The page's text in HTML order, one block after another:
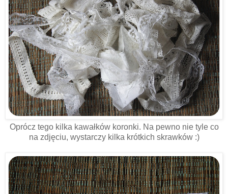
Oprócz tego kilka kawałków koronki. Na pewno nie tyle co
na zdjęciu, wystarczy kilka krótkich skrawków :)